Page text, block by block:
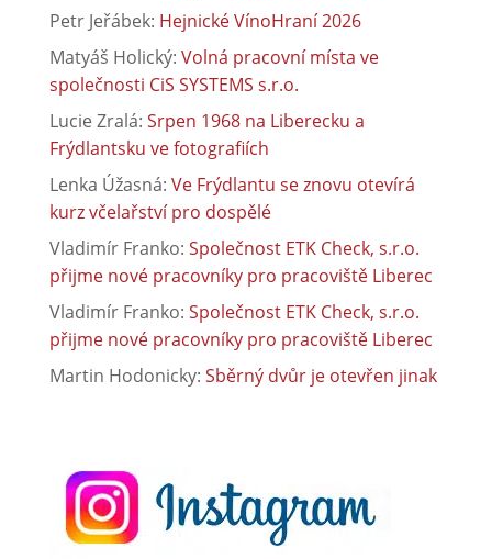
Petr Jeřábek: Hejnické VínoHraní 2026
Matyáš Holický: Volná pracovní místa ve
společnosti CiS SYSTEMS s.r.o.
Lucie Zralá: Srpen 1968 na Liberecku a
Frýdlantsku ve fotografiích
Lenka Úžasná: Ve Frýdlantu se znovu otevírá
kurz včelařství pro dospělé
Vladimír Franko: Společnost ETK Check, s.r.o.
přijme nové pracovníky pro pracoviště Liberec
Vladimír Franko: Společnost ETK Check, s.r.o.
přijme nové pracovníky pro pracoviště Liberec
Martin Hodonicky: Sběrný dvůr je otevřen jinak